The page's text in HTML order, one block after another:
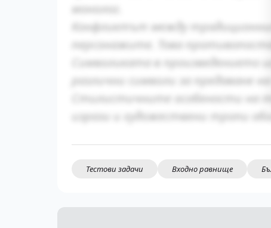
монолог.
Конфликтът между
персонажите. Това
Символиката в произведението
различни символи за предаване
Стилистичните особености на
изрази и художествени тропи
Тестови задачи Входно равнище